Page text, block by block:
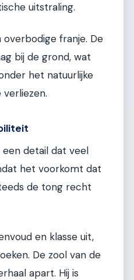
uitstraling.
franje. De
bij de grond, wat
het natuurlijke
detail dat veel
het voorkomt dat
de tong recht
en klasse uit,
De zool van de
apart. Hij is